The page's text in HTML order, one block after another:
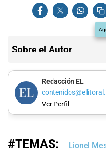
Sobre el Autor
Redacción EL
Ver Perfil
#TEMAS: Lionel